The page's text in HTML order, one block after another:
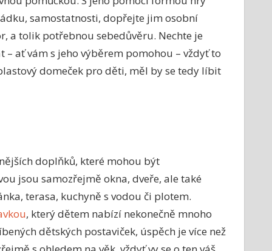
samostatnosti, dopřejte jim osobní
a tolik potřebnou sebedůvěru. Nechte je
– ať vám s jeho výběrem pomohou – vždyť to
domeček pro děti, měl by se tedy líbit
doplňků, které mohou být
jsou samozřejmě okna, dveře, ale také
terasa, kuchyně s vodou či plotem.
, který dětem nabízí nekonečně mnoho
dětských postaviček, úspěch je více než